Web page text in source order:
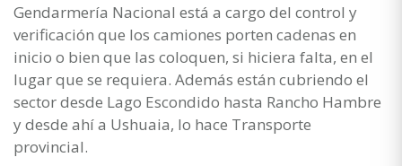
Gendarmería Nacional está a cargo del control y
verificación que los camiones porten cadenas en
inicio o bien que las coloquen, si hiciera falta, en el
lugar que se requiera. Además están cubriendo el
sector desde Lago Escondido hasta Rancho Hambre
y desde ahí a Ushuaia, lo hace Transporte
provincial.